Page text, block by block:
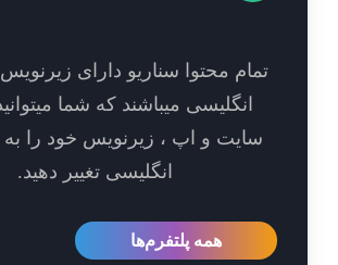
محتوا سناریو دارای زیرنویس فارسی و
انگلیسی میباشند که شما میتوانید در پلیر
و اپ ، زیرنویس خود را به فارسی و
انگلیسی تغییر دهید.
همه پلتفرم‌ها